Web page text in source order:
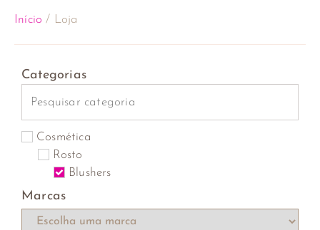
Início / Loja
Categorias
Cosmética
Rosto
Blushers
Marcas